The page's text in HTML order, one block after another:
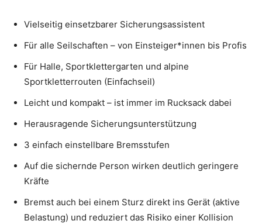
Vielseitig einsetzbarer Sicherungsassistent
Für alle Seilschaften – von Einsteiger*innen bis Profis
Für Halle, Sportklettergarten und alpine
Sportkletterrouten (Einfachseil)
Leicht und kompakt – ist immer im Rucksack dabei
Herausragende Sicherungsunterstützung
3 einfach einstellbare Bremsstufen
Auf die sichernde Person wirken deutlich geringere
Kräfte
Bremst auch bei einem Sturz direkt ins Gerät (aktive
Belastung) und reduziert das Risiko einer Kollision